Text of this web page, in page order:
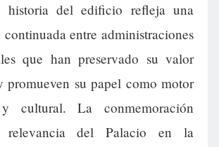
historia del edificio refleja una
entre administraciones
que han preservado su valor
promueven su papel como motor
cultural. La conmemoración
relevancia del Palacio en la